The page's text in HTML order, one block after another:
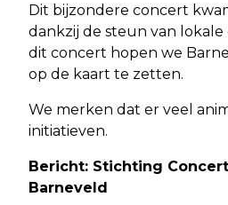
Dit bijzondere concert
dankzij de steun van
dit concert hopen we
op de kaart te zetten.
We merken dat er veel
initiatieven.
Bericht: Stichting
Barneveld